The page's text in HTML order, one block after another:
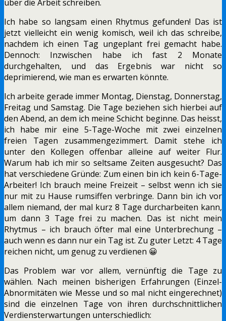
über die Arbeit schreiben.
Ich habe so langsam einen Rhytmus gefunden! Das ist
jetzt vielleicht ein wenig komisch, weil ich das schreibe,
nachdem ich einen Tag ungeplant frei gemacht habe.
Dennoch: Inzwischen habe ich fast 2 Monate
durchgehalten, und das Ergebnis war nicht so
deprimierend, wie man es erwarten könnte.
Ich arbeite gerade immer Montag, Dienstag, Donnerstag,
Freitag und Samstag. Die Tage beziehen sich hierbei auf
den Abend, an dem ich meine Schicht beginne. Das heisst,
ich habe mir eine 5-Tage-Woche mit zwei einzelnen
freien Tagen zusammengezimmert. Damit stehe ich
unter den Kollegen offenbar alleine auf weiter Flur.
Warum hab ich mir so seltsame Zeiten ausgesucht? Das
hat verschiedene Gründe: Zum einen bin ich kein 6-Tage-
Arbeiter! Ich brauch meine Freizeit – selbst wenn ich sie
nur mit zu Hause rumsiffen verbringe. Dann bin ich vor
allem niemand, der mal kurz 8 Tage durcharbeiten kann,
um dann 3 Tage frei zu machen. Das ist nicht mein
Rhytmus – ich brauch öfter mal eine Unterbrechung –
auch wenn es dann nur ein Tag ist. Zu guter Letzt: 4 Tage
reichen nicht, um genug zu verdienen 😀
Das Problem war vor allem, vernünftig die Tage zu
wählen. Nach meinen bisherigen Erfahrungen (Einzel-
Abnormitäten wie Messe und so mal nicht eingerechnet)
sind die einzelnen Tage von ihren durchschnittlichen
Verdiensterwartungen unterschiedlich: